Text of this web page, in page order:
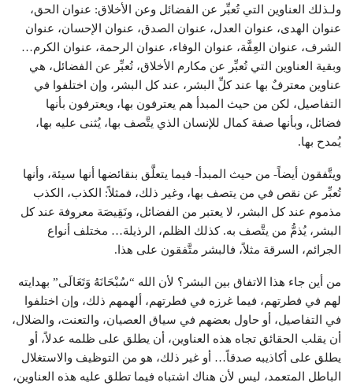
ولـذلك العناوين التي تُعبِّر عن الفضائل وعن الأخلاق: عنوان الحق،
عنوان الهدى، عنوان العدل، عنوان الصدق، عنوان الإحسان، عنوان
الشرف، عنوان العِفَّة، عنوان الوفاء، عنوان الرحمة، عنوان الكرم…
وبقية العناوين التي تُعبِّر عن مكارم الأخلاق، تُعبِّر عن الفضائل، هي
عناوين معترفٌ بها عند كلِّ البشر، عند كل البشر، وإن اختلفوا في
التفاصيل، لكن من حيث المبدأ هم يعترفون بها، ويعترفون بأنها
فضائل، وبأنها صفة كمال للإنسان الذي يتَّصف بها، يُثنى عليه بها،
يُمدح بها.
ويتَّفقون أيضاً- من حيث المبدأ- فيما يتعلَّق بنقائضها أنها سيئة، وأنها
تُعبِّر عن نقص في من يتصف بها، وغير ذلك، فمثلاً: الكذب، الكذب
مذموم عند كل البشر، لا يعتبر من الفضائل، ونَقِيصَة معروفة عند كل
البشر، يُذمُّ من يتَّصف به. كذلك الظلم، الرذيلة… مختلف أنواع
الجرائم، السرقة مثلاً، فالبشر متَّفقون على هذا.
من أين جاء هذا الاتفاق بين البشر؟ لأن الله “سُبْحَانَهُ وَتَعَالَى” بهدايته
لهم في فطرتهم، فيما غرزه في فطرتهم، ألهمهم ذلك، وإن اختلفوا
في التفاصيل، أو حاول بعضهم في سياق العصيان، والتعنت، والضلال،
أن يقلب الحقائق تجاه هذه العناوين، أن يطلق على ظلمه عدلاً، أو
يطلق على أكاذيبه صدقاً… أو غير ذلك، هو من التوظيف والاستغلال
الباطل المتعمد، ليس لأن هناك اشتباه فيما تطلق عليه هذه العناوين،